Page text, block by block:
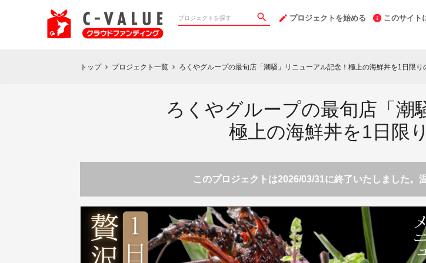
プロジェクトを始める このサイト
トップ chevron_right プロジェクト一覧 chevron_right ろくやグループの最旬店「潮騒」リニューアル記念！極上の海鮮丼を1日限り
ろくやグループの最旬店「潮
極上の海鮮丼を1日限
このプロジェクトは2026/03/31に終了いたしました。